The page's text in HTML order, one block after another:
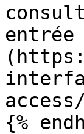
entrée
{%